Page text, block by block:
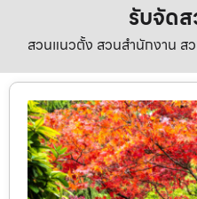
รับจัด
สวนแนวตั้ง สวนสำนักงาน ส